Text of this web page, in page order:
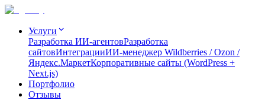
Услуги
Разработка ИИ-агентовРазработка
сайтовИнтеграцииИИ-менеджер Wildberries / Ozon /
Яндекс.МаркетКорпоративные сайты (WordPress +
Next.js)
Портфолио
Отзывы